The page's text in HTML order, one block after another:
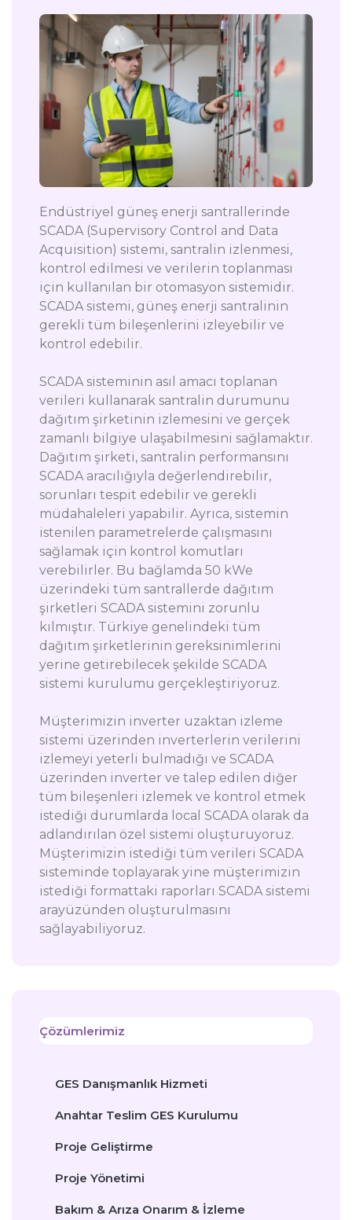
Endüstriyel güneş enerji santrallerinde
SCADA (Supervisory Control and Data
Acquisition) sistemi, santralin izlenmesi,
kontrol edilmesi ve verilerin toplanması
için kullanılan bir otomasyon sistemidir.
SCADA sistemi, güneş enerji santralinin
gerekli tüm bileşenlerini izleyebilir ve
kontrol edebilir.
SCADA sisteminin asıl amacı toplanan
verileri kullanarak santralin durumunu
dağıtım şirketinin izlemesini ve gerçek
zamanlı bilgiye ulaşabilmesini sağlamaktır.
Dağıtım şirketi, santralin performansını
SCADA aracılığıyla değerlendirebilir,
sorunları tespit edebilir ve gerekli
müdahaleleri yapabilir. Ayrıca, sistemin
istenilen parametrelerde çalışmasını
sağlamak için kontrol komutları
verebilirler. Bu bağlamda 50 kWe
üzerindeki tüm santrallerde dağıtım
şirketleri SCADA sistemini zorunlu
kılmıştır. Türkiye genelindeki tüm
dağıtım şirketlerinin gereksinimlerini
yerine getirebilecek şekilde SCADA
sistemi kurulumu gerçekleştiriyoruz.
Müşterimizin inverter uzaktan izleme
sistemi üzerinden inverterlerin verilerini
izlemeyi yeterli bulmadığı ve SCADA
üzerinden inverter ve talep edilen diğer
tüm bileşenleri izlemek ve kontrol etmek
istediği durumlarda local SCADA olarak da
adlandırılan özel sistemi oluşturuyoruz.
Müşterimizin istediği tüm verileri SCADA
sisteminde toplayarak yine müşterimizin
istediği formattaki raporları SCADA sistemi
arayüzünden oluşturulmasını
sağlayabiliyoruz.
Çözümlerimiz
GES Danışmanlık Hizmeti
Anahtar Teslim GES Kurulumu
Proje Geliştirme
Proje Yönetimi
Bakım & Arıza Onarım & İzleme